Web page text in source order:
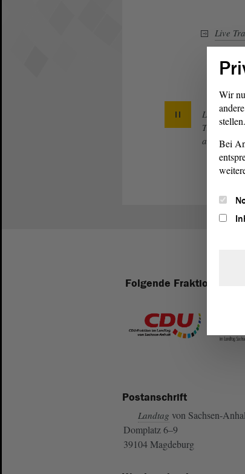
Live
Live
Transkript
anhalten
Folgende Fraktionen
Postanschrift
Landtag von Sachsen-
Domplatz 6–9
39104 Magdeburg
Wir
stellen.
Bei